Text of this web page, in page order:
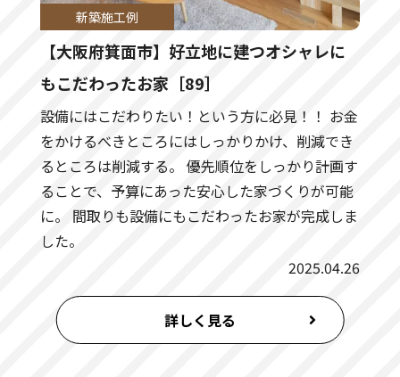
新築施工例
【大阪府箕面市】好立地に建つオシャレに
もこだわったお家［89］
設備にはこだわりたい！という方に必見！！ お金
をかけるべきところにはしっかりかけ、削減でき
るところは削減する。 優先順位をしっかり計画す
ることで、予算にあった安心した家づくりが可能
に。 間取りも設備にもこだわったお家が完成しま
した。
2025.04.26
詳しく見る